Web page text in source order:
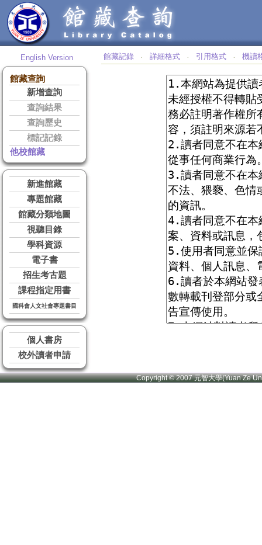
English Version
館藏查詢
新增查詢
查詢結果
查詢歷史
標記記錄
他校館藏
新進館藏
專題館藏
館藏分類地圖
視聽目錄
學科資源
電子書
招生考古題
課程指定用書
國科會人文社會專題書目
個人書房
校外讀者申請
館藏記錄 ‧ 詳細格式 ‧ 引用格式 ‧ 機讀
Copyright © 2007 元智大學(Yuan Ze